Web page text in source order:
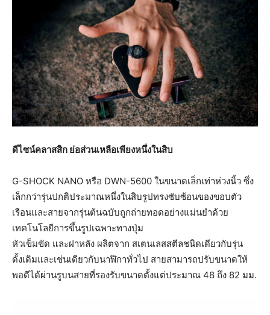
ดีไซน์คลาสสิก ย่อส่วนเหลือเพียงหนึ่งในสิบ
G-SHOCK NANO หรือ DWN-5600 ในขนาดเล็กเท่าห่วงนิ้ว ซึ่ง
เล็กกว่ารุ่นปกติประมาณหนึ่งในสิบรูปทรงซับซ้อนของขอบตัว
เรือนและสายจากรุ่นต้นฉบับถูกถ่ายทอดอย่างแม่นยำด้วย
เทคโนโลยีการขึ้นรูปเฉพาะทางปุ่ม
หัวเข็มขัด และฝาหลัง ผลิตจาก สเตนเลสสตีลชนิดเดียวกับรุ่น
ดั้งเดิมและเช่นเดียวกับนาฬิกาทั่วไป สายสามารถปรับขนาดให้
พอดีได้ผ่านรูบนสายที่รองรับขนาดตั้งแต่ประมาณ 48 ถึง 82 มม.